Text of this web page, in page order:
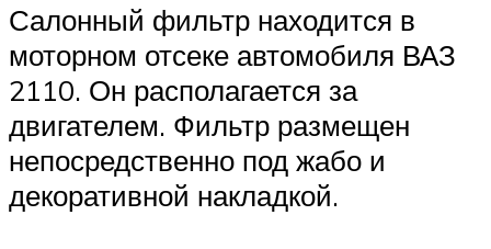
Салонный фильтр находится в
моторном отсеке автомобиля ВАЗ
2110. Он располагается за
двигателем. Фильтр размещен
непосредственно под жабо и
декоративной накладкой.